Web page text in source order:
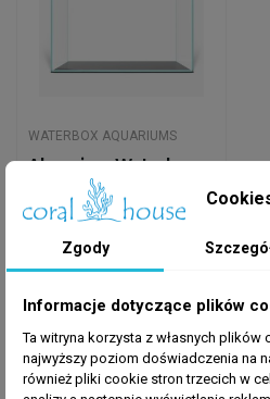
WATERBOX AQUARIUMS
Akwarium Waterbox
Clear Mini 10
385,00 złZgody
Informacje dotyczące plików
Ta witryna korzysta z własnych plików
najwyższy poziom doświadczenia na
również pliki cookie stron trzecich w